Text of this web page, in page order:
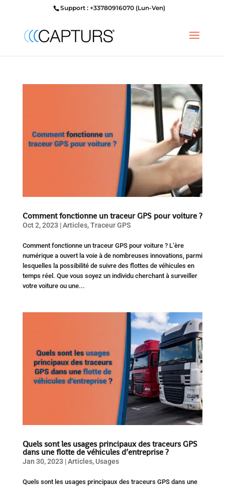
Support : +33780916070 (Lun-Ven)
Comment fonctionne un traceur GPS pour voiture ?
Oct 2, 2023 |Articles,Traceur GPS
Comment fonctionne un traceur GPS pour voiture ? L’ère
numérique a ouvert la voie à de nombreuses innovations, parmi
lesquelles la possibilité de suivre des flottes de véhicules en
temps réel. Que vous soyez un individu cherchant à surveiller
votre voiture ou une...
Quels sont les usages principaux des traceurs GPS
dans une flotte de véhicules d’entreprise ?
Jan 30, 2023 |Articles, Usages
Quels sont les usages principaux des traceurs GPS dans une